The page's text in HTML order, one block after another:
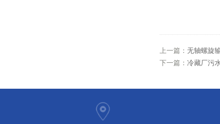
上一篇： 无轴螺旋
下一篇： 冷藏厂污